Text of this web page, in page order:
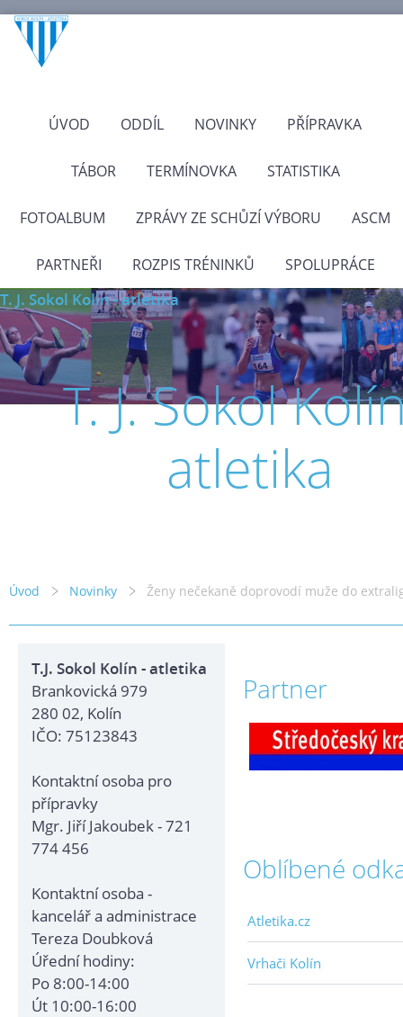
ÚVOD ODDÍL NOVINKY PŘÍPRAVKA
TÁBOR TERMÍNOVKA STATISTIKA
FOTOALBUM ZPRÁVY ZE SCHŮZÍ VÝBORU ASCM
PARTNEŘI ROZPIS TRÉNINKŮ SPOLUPRÁCE
T. J. Sokol Kolín - atletika
T. J. Sokol
atletika
Úvod Novinky Ženy nečekaně doprovodí muže do
T.J. Sokol Kolín - atletika
Brankovická 979
280 02, Kolín
IČO: 75123843
Kontaktní osoba pro
přípravky
Mgr. Jiří Jakoubek - 721
774 456
Kontaktní osoba -
kancelář a administrace
Tereza Doubková
Úřední hodiny:
Po 8:00-14:00
Út 10:00-16:00
Partner
Oblíbené
Atletika.cz
Vrhači Kolín